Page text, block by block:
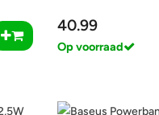
40.99
Op voorraad